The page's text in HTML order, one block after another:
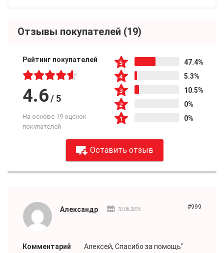
Отзывы покупателей (19)
Рейтинг покупателей
4.6/ 5
На основе 19 оценок
покупателей
47.4%
5.3%
10.5%
0%
0%
Оставить отзыв
#999
Александр 10.06.2015
Комментарий Алексей, Спасибо за помощь"